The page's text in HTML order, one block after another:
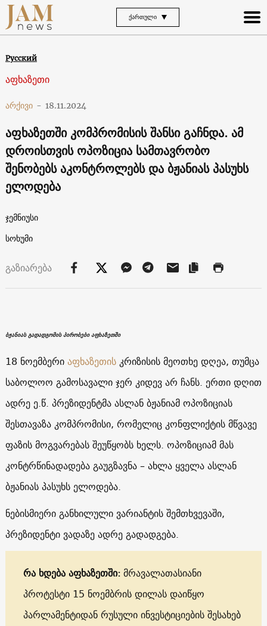
ᲥᲐᲠᲗᲣᲚᲘ
Русский
აფხაზეთი
არქივი - 18.11.2024
აფხაზეთში კომპრომისის შანსი გაჩნდა. ამ
დროისთვის ოპოზიცია სამთავრობო
შენობებს აკონტროლებს და ბჟანიას პასუხს
ელოდება
ჯემნიუსი
სოხუმი
გაზიარება
ბჟანიას გადადგომის პირობები აფხაზეთში
18 ნოემბერიაფხაზეთისკრიზისის მეოთხე დღეა, თუმცა
საბოლოო გამოსავალი ჯერ კიდევ არ ჩანს. ერთი დღით
ადრე ე.წ. პრეზიდენტმა ასლან ბჟანიამ ოპოზიციას
შესთავაზა კომპრომისი, რომელიც კონფლიქტის მწვავე
ფაზის მოგვარებას შეუწყობს ხელს. ოპოზიციამ მას
კონტრწინადადება გაუგზავნა – ახლა ყველა ასლან
ბჟანიას პასუხს ელოდება.
ნებისმიერი განხილული ვარიანტის შემთხვევაში,
პრეზიდენტი ვადაზე ადრე გადადგება.
რა ხდება აფხაზეთში:მრავალათასიანი
პროტესტი 15 ნოემბრის დილას დაიწყო
პარლამენტიდან რუსული ინვესტიციების შესახებ